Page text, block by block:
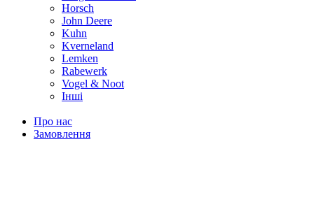
Horsch
John Deere
Kuhn
Kverneland
Lemken
Rabewerk
Vogel & Noot
Інші
Про нас
Замовлення